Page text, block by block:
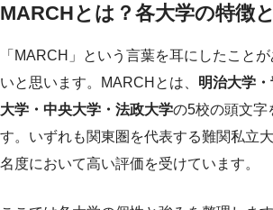
MARCHとは？各大学の特徴
「MARCH」という言葉を耳にしたこと
いと思います。MARCHとは、 明治大学
大学・中央大学・法政大学の5校の頭文字
す。いずれも関東圏を代表する難関私立
名度において高い評価を受けています。